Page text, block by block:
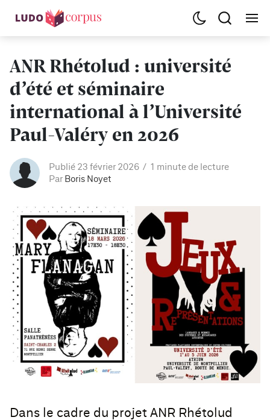
ANR Rhétolud : université
d’été et séminaire
international à l’Université
Paul-Valéry en 2026
Publié 23 février 2026
1 minute de lecture
Par Boris Noyet
Dans le cadre du projet ANR Rhétolud